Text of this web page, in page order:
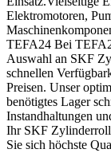
Elektromotoren,
TEFA24 Bei
Auswahl an SKF
schnellen
Preisen. Unser
benötigtes Lager
Instandhaltungen
Ihr SKF
Sie sich höchste